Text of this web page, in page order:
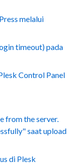
melalui
timeout) pada
Control Panel
from the server.
saat upload
di Plesk